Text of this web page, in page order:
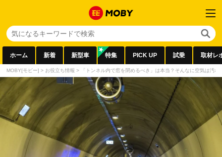
ホーム 新着 新型車 特集 PICK UP 試乗 取材レ
MOBY[モビー] > お役立ち情報 > 「トンネル内で窓を閉めるべき」は本当？そんなに空気は汚れ